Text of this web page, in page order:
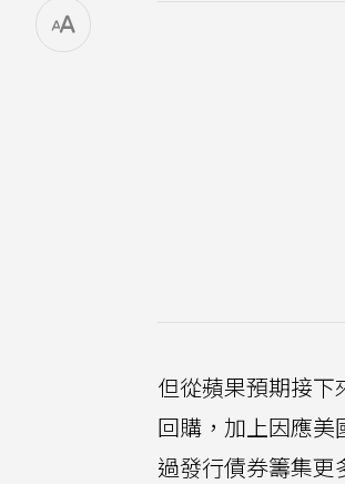
但從蘋果預期接
回購，加上因應
過發行債券籌集